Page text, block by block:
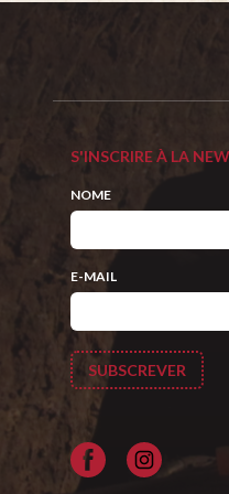
S'INSCRIRE À LA
NOME
E-MAIL
Facebook